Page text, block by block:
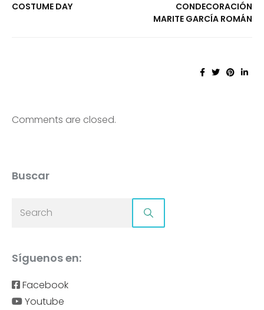
COSTUME DAY
CONDECORACIÓN
MARITE GARCÍA ROMÁN
Comments are closed.
Buscar
Síguenos en:
Facebook
Youtube